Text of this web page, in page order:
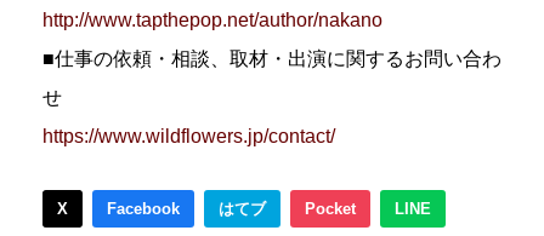
http://www.tapthepop.net/author/nakano
■仕事の依頼・相談、取材・出演に関するお問い合わ
せ
https://www.wildflowers.jp/contact/
X Facebook はてブ Pocket LINE